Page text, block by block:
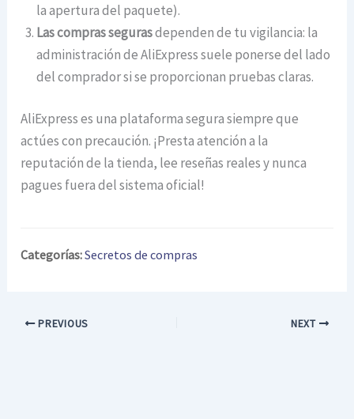
la apertura del paquete).
Las compras segurasdependen de tu vigilancia: la
administración de AliExpress suele ponerse del lado
del comprador si se proporcionan pruebas claras.
AliExpress es una plataforma segura siempre que
actúes con precaución. ¡Presta atención a la
reputación de la tienda, lee reseñas reales y nunca
pagues fuera del sistema oficial!
Categorías:Secretos de compras
PREVIOUS NEXT